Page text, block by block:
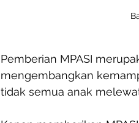
Pemberian MPASI
mengembangkan
tidak semua anak